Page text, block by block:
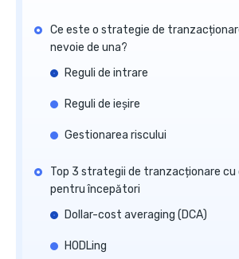
Ce este o strategie de
nevoie de una?
Reguli de intrare
Reguli de ieșire
Gestionarea riscului
Top 3 strategii de tranzacționare
pentru începători
Dollar-cost averaging (DCA)
HODLing